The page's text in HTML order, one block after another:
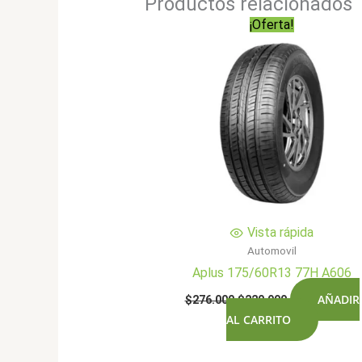
¡Oferta!
Vista rápida
Automovil
Aplus 175/60R13 77H A606
$276.000El
original
era:
$220.900El
actual
es:
AÑADIR
AL CARRITO